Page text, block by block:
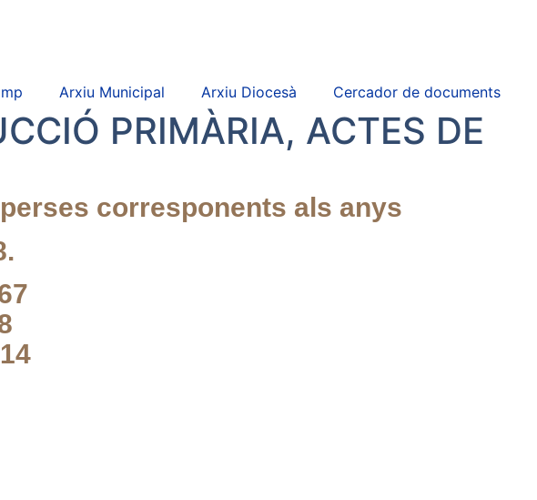
Arxiu Municipal Arxiu Diocesà Cercador de documents
PRIMÀRIA, ACTES DE
corresponents als anys